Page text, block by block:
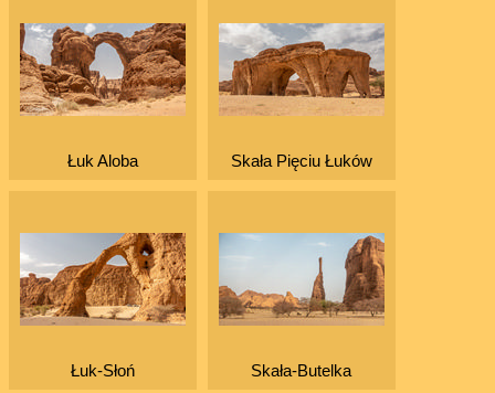
Łuk Aloba Skała Pięciu Łuków
Łuk-Słoń Skała-Butelka